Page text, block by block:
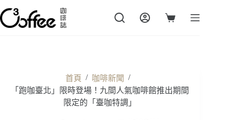
跳
至
主
購
首頁 / 咖啡新聞 /
「跑咖臺北」限時登場！九間人氣咖啡館推出期間
限定的「臺咖特調」